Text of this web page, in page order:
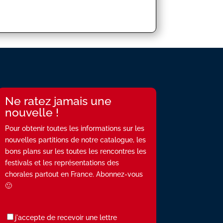
Ne ratez jamais une
nouvelle !
Pour obtenir toutes les informations sur les
nouvelles partitions de notre catalogue, les
bons plans sur les toutes les rencontres les
festivals et les représentations des
chorales partout en France. Abonnez-vous
🙂
j'accepte de recevoir une lettre